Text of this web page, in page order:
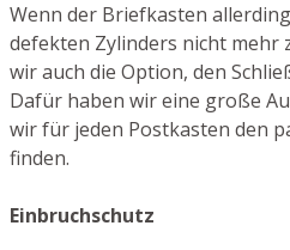
Wenn der Briefkasten
defekten Zylinders nicht mehr
wir auch die Option, den
Dafür haben wir eine große
wir für jeden Postkasten den
finden.
Einbruchschutz